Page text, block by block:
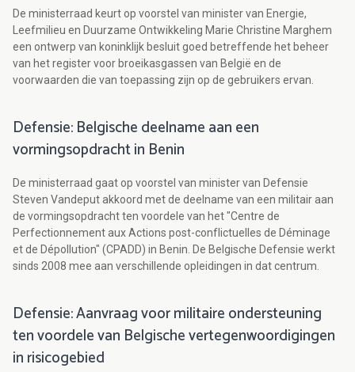
De ministerraad keurt op voorstel van minister van Energie,
Leefmilieu en Duurzame Ontwikkeling Marie Christine Marghem
een ontwerp van koninklijk besluit goed betreffende het beheer
van het register voor broeikasgassen van België en de
voorwaarden die van toepassing zijn op de gebruikers ervan.
Defensie: Belgische deelname aan een
vormingsopdracht in Benin
De ministerraad gaat op voorstel van minister van Defensie
Steven Vandeput akkoord met de deelname van een militair aan
de vormingsopdracht ten voordele van het "Centre de
Perfectionnement aux Actions post-conflictuelles de Déminage
et de Dépollution" (CPADD) in Benin. De Belgische Defensie werkt
sinds 2008 mee aan verschillende opleidingen in dat centrum.
Defensie: Aanvraag voor militaire ondersteuning
ten voordele van Belgische vertegenwoordigingen
in risicogebied